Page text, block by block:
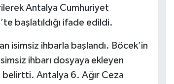
Antalya Cumhuriyet
başlatıldığı ifade edildi.
isimsiz ihbarla başlandı. Böcek’in
ihbarı dosyaya ekleyen
belirtti. Antalya 6. Ağır Ceza